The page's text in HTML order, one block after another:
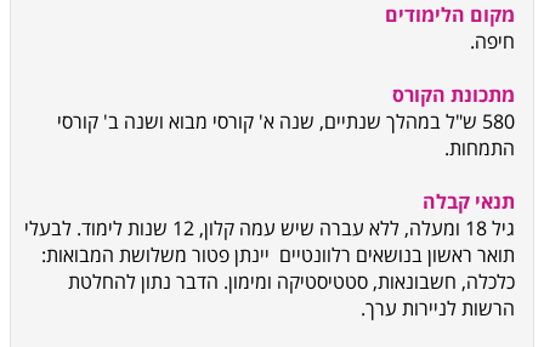
מקום הלימודים
חיפה.
מתכונת הקורס
580 ש"ל במהלך שנתיים, שנה א' קורסי מבוא ושנה ב' קורסי
התמחות.
תנאי קבלה
גיל 18 ומעלה, ללא עברה שיש עמה קלון, 12 שנות לימוד. לבעלי
תואר ראשון בנושאים רלוונטיים יינתן פטור משלושת המבואות:
כלכלה, חשבונאות, סטטיסטיקה ומימון. הדבר נתון להחלטת
הרשות לניירות ערך.